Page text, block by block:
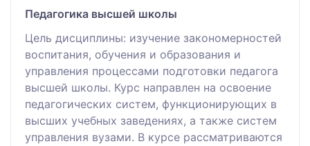
Педагогика высшей школы
Цель дисциплины: изучение закономерностей
воспитания, обучения и образования и
управления процессами подготовки педагога
высшей школы. Курс направлен на освоение
педагогических систем, функционирующих в
высших учебных заведениях, а также систем
управления вузами. В курсе рассматриваются